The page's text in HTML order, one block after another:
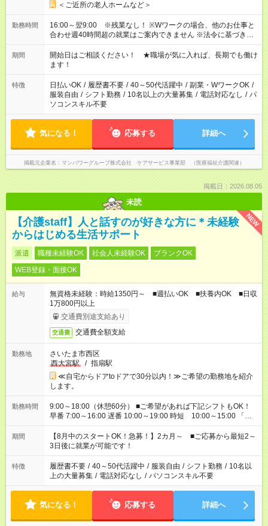
＜ご近所の老人ホームなど＞
勤務時間
16:00～翌9:00 ※残業なし！ ※Wワークの場合、他のお仕事と
合わせ週40時間超の就業はご案内できません ※法令に基づき、
週20時間以上勤務は社会保険への加入対象となります ※労働者
派遣法（日雇い派遣の原則禁止）により、短時間・短期間の就
業はご案内が難しい場合があります
期間
開始日はご相談ください！ ★職場が気に入れば、長期でも働け
ます！
特徴 日払いOK / 履歴書不要 / 40～50代活躍中 / 副業・WワークOK /
服装自由 / シフト勤務 / 10名以上の大量募集 / 電話対応なし / パ
ソコンスキル不要
気になる！ 応募する 詳細へ
掲載元企業名 マンパワーグループ株式会社 ケアサービス事業部 （医療福祉介護関連）
掲載日：2026.08.05
未読
NEW
【介護staff】人と話すのが好きな方に＊未経験
からはじめる生活サポート
派遣 職種未経験OK 社会人未経験OK
ブランクOK
WEB登録・面接OK
給与
無資格未経験：時給1350円～ ■週払いOK ■扶養内OK ■日収
1万800円以上
交通費別途支給あり
交通費 交通費全額支給
勤務地
さいたま市西区
西大宮駅
/ 指扇駅
≪自宅からドアtoドアで30分以内！≫ご希望の勤務地を紹介
します。
勤務時間
9:00～18:00（休憩60分） ■ご希望があれば下記シフトもOK！
早番 7:00～16:00 遅番 10:00～19:00 時短 10:00～15:00 「家
族と休みを合わせたい」 「余裕を持って夕飯の準備がしたい」
「できれば残業はしたくない」 など、ご希望を教えてください
ね。 ※Wワーク希望の方へ 今ご覧のお仕事で希望する勤務時間
と、もう1つのお仕事の勤務時間。 合計で週40時間を超える場
合は応募できません。
期間
【8月中のスタートOK！急募！】2カ月～ ■ご応募から最短2～
3日後に就業が可能です！
特徴 履歴書不要 / 40～50代活躍中 / 服装自由 / シフト勤務 / 10名以
上の大量募集 / 電話対応なし / パソコンスキル不要
気になる！ 応募する 詳細へ